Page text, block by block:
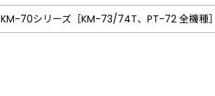
KM-70シリーズ［KM-73/74T、PT-72 全機種］